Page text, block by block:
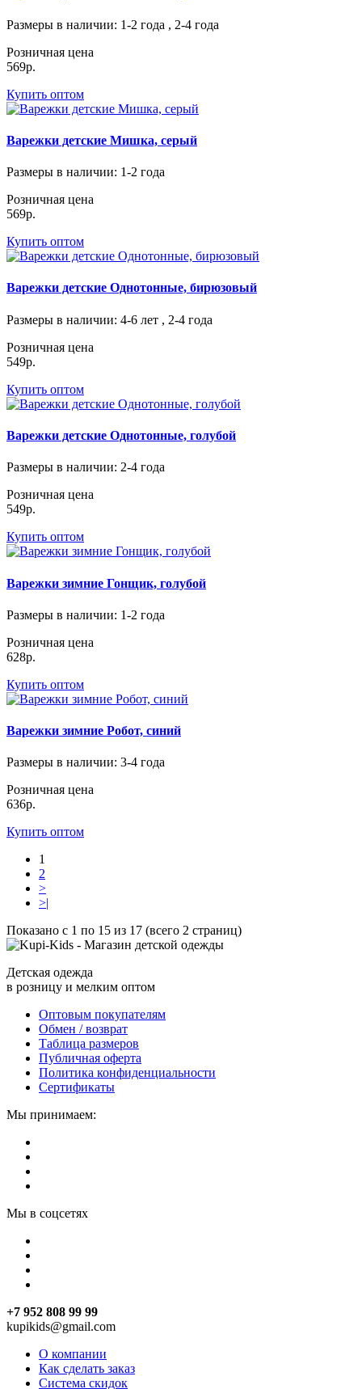
Размеры в наличии: 1-2 года , 2-4 года
Розничная цена
569р.
Купить оптом
Варежки детские Мишка, серый
Размеры в наличии: 1-2 года
Розничная цена
569р.
Купить оптом
Варежки детские Однотонные, бирюзовый
Размеры в наличии: 4-6 лет , 2-4 года
Розничная цена
549р.
Купить оптом
Варежки детские Однотонные, голубой
Размеры в наличии: 2-4 года
Розничная цена
549р.
Купить оптом
Варежки зимние Гонщик, голубой
Размеры в наличии: 1-2 года
Розничная цена
628р.
Купить оптом
Варежки зимние Робот, синий
Размеры в наличии: 3-4 года
Розничная цена
636р.
Купить оптом
1
2
>
>|
Показано с 1 по 15 из 17 (всего 2 страниц)
Детская одежда
в розницу и мелким оптом
Оптовым покупателям
Обмен / возврат
Таблица размеров
Публичная оферта
Политика конфиденциальности
Сертификаты
Мы принимаем:
Мы в соцсетях
+7 952 808 99 99
kupikids@gmail.com
О компании
Как сделать заказ
Система скидок